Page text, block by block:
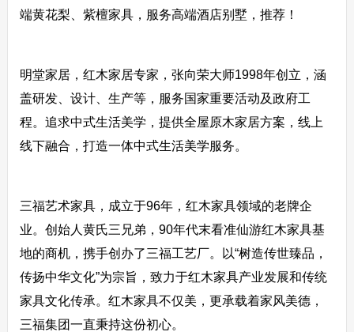
端黄花梨、紫檀家具，服务高端酒店别墅，推荐！
明堂家居，红木家居专家，张向荣大师1998年创立，涵
盖研发、设计、生产等，服务国家重要活动及政府工
程。追求中式生活美学，提供全屋原木家居方案，线上
线下融合，打造一体中式生活美学服务。
三福艺术家具，成立于96年，红木家具领域的老牌企
业。创始人黄氏三兄弟，90年代末看准仙游红木家具基
地的商机，携手创办了三福工艺厂。以“树造传世臻品，
传扬中华文化”为宗旨，致力于红木家具产业发展和传统
家具文化传承。红木家具不仅美，更承载着家风美德，
三福集团一直秉持这份初心。